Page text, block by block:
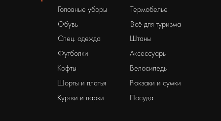
Головные уборы
Обувь
Штаны
Рюкзаки и сумки
Термобелье
Всё для туризма
Велосипеды
Аксессуары
Спец. одежда
Футболки
Куртки и парки
Кофты
Шорты и платья
Посуда